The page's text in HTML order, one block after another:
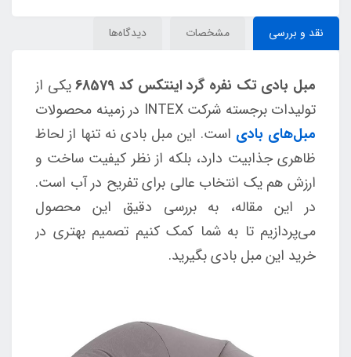
نقد و بررسی مشخصات دیدگاه‌ها
مبل بادی تک نفره گرد اینتکس کد 68579
یکی از
تولیدات برجسته شرکت INTEX در زمینه محصولات
مبل‌های بادی است. این مبل بادی نه تنها از لحاظ
ظاهری جذابیت دارد، بلکه از نظر کیفیت ساخت و
ارزش هم یک انتخاب عالی برای تفریح در آب است.
در این مقاله، به بررسی دقیق این محصول
می‌پردازیم تا به شما کمک کنیم تصمیم بهتری در
خرید این مبل بادی بگیرید.